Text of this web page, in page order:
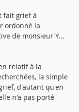
fait grief à
ordonné la
de monsieur Y...
relatif à la
la simple
d'autant qu'en
n'a pas porté